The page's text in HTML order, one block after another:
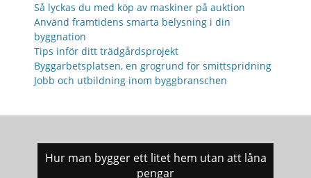
Så lyckas du med köp av maskiner på auktion
Använd framtidens smarta belysning i din
byggnation
Tips inför ditt trädgårdsprojekt
Byggarbetsplatsen, en grogrund för smittspridning
Jobb och utbildning inom byggbranschen
Hur man bygger ett litet hem utan att låna
pengar